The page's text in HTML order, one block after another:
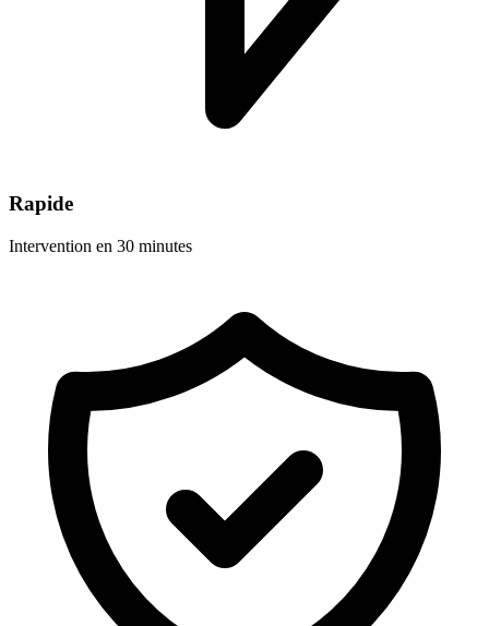
Rapide
Intervention en 30 minutes